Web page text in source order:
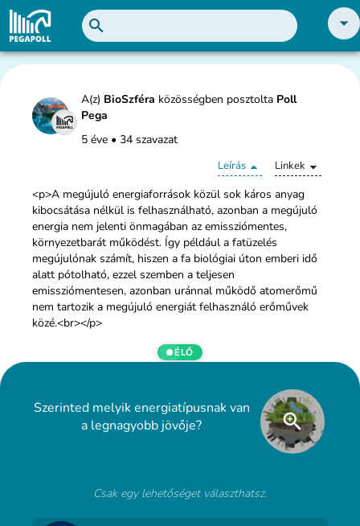
A(z) BioSzféra közösségben posztolta Poll
Pega
5 éve • 34 szavazat
Leírás Linkek
<p>A megújuló energiaforrások közül sok káros anyag
kibocsátása nélkül is felhasználható, azonban a megújuló
energia nem jelenti önmagában az emissziómentes,
környezetbarát működést. Így például a fatüzelés
megújulónak számít, hiszen a fa biológiai úton emberi idő
alatt pótolható, ezzel szemben a teljesen
emissziómentesen, azonban uránnal működő atomerőmű
nem tartozik a megújuló energiát felhasználó erőművek
közé.<br></p>
ÉLŐ
Szerinted melyik energiatípusnak van
a legnagyobb jövője?
Csak egy lehetőséget választhatsz.